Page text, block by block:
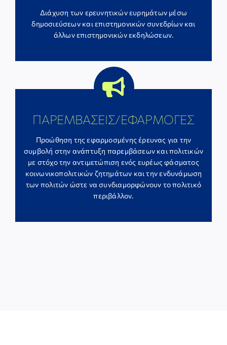
Διάχυση των ερευνητικών ευρημάτων μέσω
δημοσιεύσεων και επιστημονικών συνεδρίων και
άλλων επιστημονικών εκδηλώσεων.
ΠΑΡΕΜΒΑΣΕΙΣ/ΕΦΑΡΜΟΓΕΣ
Προώθηση της εφαρμοσμένης έρευνας για την
συμβολή στην ανάπτυξη παρεμβάσεων και πολιτικών
με στόχο την αντιμετώπιση ενός ευρέως φάσματος
κοινωνικοπολιτικών ζητημάτων και την ενδυνάμωση
των πολιτών ώστε να συνδιαμορφώνουν το πολιτικό
περιβάλλον.